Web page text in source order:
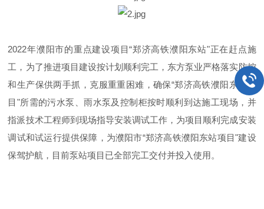
2022年濮阳市的重点建设项目“郑济高铁濮阳东站"正在赶点施
工，为了推进项目建设按计划顺利完工，东方泵业严格落实防控
和生产保供两手抓，克服重重困难，确保“郑济高铁濮阳东站项
目"所需的污水泵、雨水泵及控制柜按时顺利到达施工现场，并
指派技术工程师到现场指导安装调试工作，为项目顺利完成安装
调试和试运行提供保障，为濮阳市“郑济高铁濮阳东站项目"建设
保驾护航，目前泵站项目已全部完工交付并投入使用。